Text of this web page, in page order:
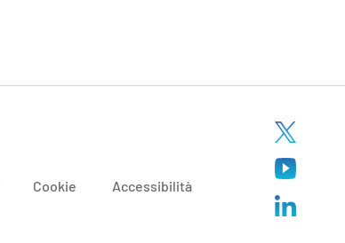
Cookie Accessibilità